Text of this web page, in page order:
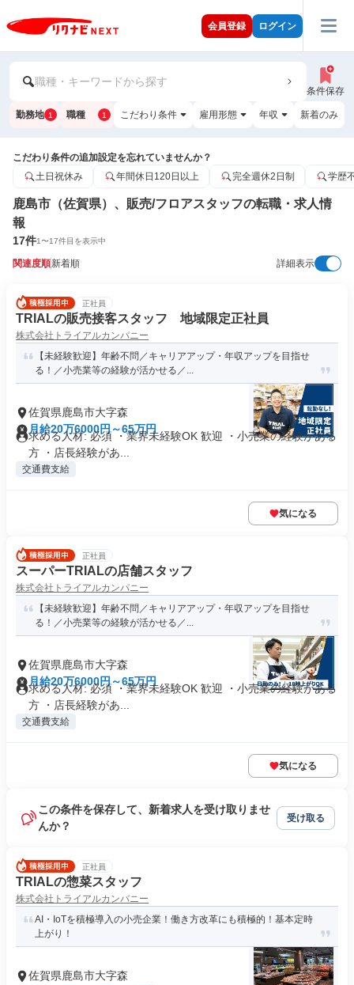
会員登録 ログイン
職種・キーワードから探す
条件保存
勤務地 1 職種 1 こだわり条件 雇用形態 年収 新着のみ
こだわり条件の追加設定を忘れていませんか？
土日祝休み
年間休日120日以上 完全週休2日制 学歴
鹿島市（佐賀県）、販売/フロアスタッフの転職・求人情
報
17件1〜17件目を表示中
関連度順新着順 詳細表示
正社員
TRIALの販売接客スタッフ 地域限定正社員
株式会社トライアルカンパニー
【未経験歓迎】年齢不問／キャリアアップ・年収アップを目指せ
る！／小売業等の経験が活かせる／...
佐賀県鹿島市大字森
月給20万6000円～65万円
求める人材: 必須 ・業界未経験OK 歓迎 ・小売業の経験がある
方 ・店長経験があ...
交通費支給
気になる
正社員
スーパーTRIALの店舗スタッフ
株式会社トライアルカンパニー
【未経験歓迎】年齢不問／キャリアアップ・年収アップを目指せ
る！／小売業等の経験が活かせる／...
佐賀県鹿島市大字森
月給20万6000円～65万円
求める人材: 必須 ・業界未経験OK 歓迎 ・小売業の経験がある
方 ・店長経験があ...
交通費支給
気になる
この条件を保存して、新着求人を受け取りませ
んか？
受け取る
正社員
TRIALの惣菜スタッフ
株式会社トライアルカンパニー
AI・IoTを積極導入の小売企業！働き方改革にも積極的！基本定時
上がり！
佐賀県鹿島市大字森